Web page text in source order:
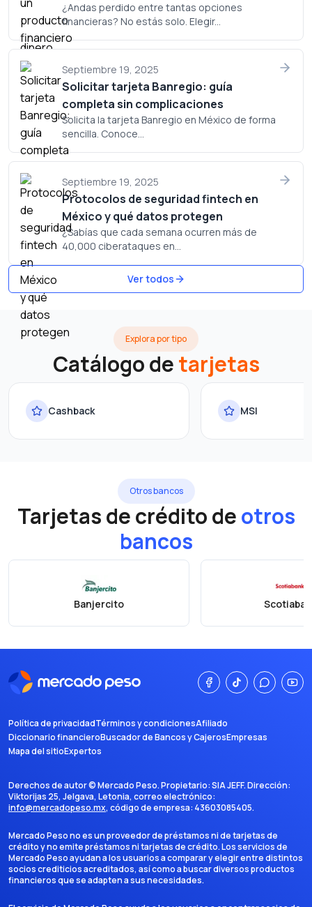
¿Andas perdido entre tantas opciones
financieras? No estás solo. Elegir...
Septiembre 19, 2025
Solicitar tarjeta Banregio: guía
completa sin complicaciones
Solicita la tarjeta Banregio en México de forma
sencilla. Conoce...
Septiembre 19, 2025
Protocolos de seguridad fintech en
México y qué datos protegen
¿Sabías que cada semana ocurren más de
40,000 ciberataques en...
Ver todos
Explora por tipo
Catálogo detarjetas
Cashback MSI
Otros bancos
Tarjetas de crédito deotros
bancos
Banjercito
Política de privacidadTérminos y condicionesAfiliado
Diccionario financieroBuscador de Bancos y CajerosEmpresas
Mapa del sitioExpertos
Derechos de autor ©Mercado Peso. Propietario:SIA JEFF. Dirección:
Viktorijas 25, Jelgava, Letonia, correo electrónico:
info@mercadopeso.mx, código de empresa: 43603085405.
Mercado Peso no es un proveedor de préstamos ni de tarjetas de
crédito y no emite préstamos ni tarjetas de crédito. Los servicios de
Mercado Peso ayudan a los usuarios a comparar y elegir entre distintos
socios crediticios acreditados, así como a buscar diversos productos
financieros que se adapten a sus necesidades.